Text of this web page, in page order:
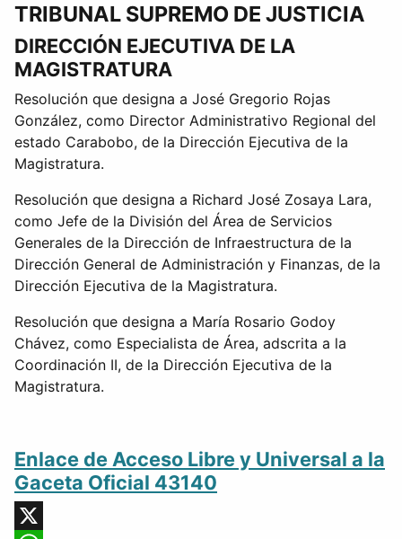
TRIBUNAL SUPREMO DE JUSTICIA
DIRECCIÓN EJECUTIVA DE LA
MAGISTRATURA
Resolución que designa a José Gregorio Rojas
González, como Director Administrativo Regional del
estado Carabobo, de la Dirección Ejecutiva de la
Magistratura.
Resolución que designa a Richard José Zosaya Lara,
como Jefe de la División del Área de Servicios
Generales de la Dirección de Infraestructura de la
Dirección General de Administración y Finanzas, de la
Dirección Ejecutiva de la Magistratura.
Resolución que designa a María Rosario Godoy
Chávez, como Especialista de Área, adscrita a la
Coordinación II, de la Dirección Ejecutiva de la
Magistratura.
Enlace de Acceso Libre y Universal a la
Gaceta Oficial 43140